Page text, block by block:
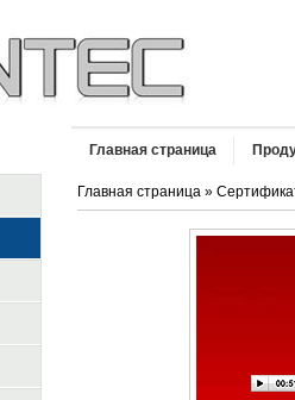
Главная страница
Главная страница »